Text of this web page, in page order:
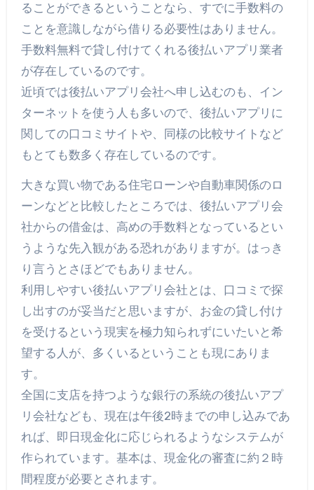
ることができるということなら、すでに手数料の
ことを意識しながら借りる必要性はありません。
手数料無料で貸し付けてくれる後払いアプリ業者
が存在しているのです。
近頃では後払いアプリ会社へ申し込むのも、イン
ターネットを使う人も多いので、後払いアプリに
関しての口コミサイトや、同様の比較サイトなど
もとても数多く存在しているのです。
大きな買い物である住宅ローンや自動車関係のロ
ーンなどと比較したところでは、後払いアプリ会
社からの借金は、高めの手数料となっているとい
うような先入観がある恐れがありますが。はっき
り言うとさほどでもありません。
利用しやすい後払いアプリ会社とは、口コミで探
し出すのが妥当だと思いますが、お金の貸し付け
を受けるという現実を極力知られずにいたいと希
望する人が、多くいるということも現にありま
す。
全国に支店を持つような銀行の系統の後払いアプ
リ会社なども、現在は午後2時までの申し込みであ
れば、即日現金化に応じられるようなシステムが
作られています。基本は、現金化の審査に約２時
間程度が必要とされます。